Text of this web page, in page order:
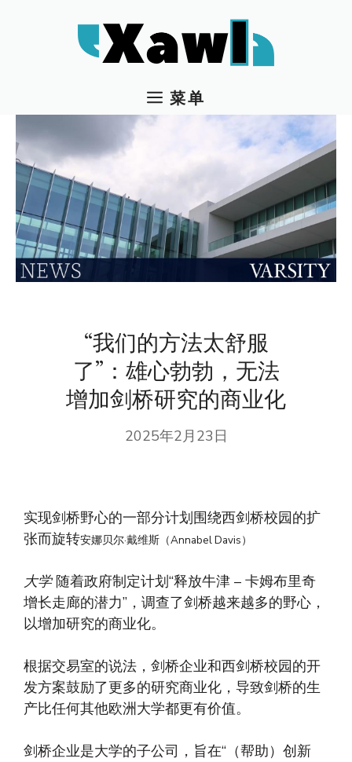
菜单
“我们的方法太舒服
了”：雄心勃勃，无法
增加剑桥研究的商业化
2025年2月23日
实现剑桥野心的一部分计划围绕西剑桥校园的扩
张而旋转安娜贝尔·戴维斯（Annabel Davis）
大学随着政府制定计划“释放牛津 – 卡姆布里奇
增长走廊的潜力”，调查了​​剑桥越来越多的野心，
以增加研究的商业化。
根据交易室的说法，剑桥企业和西剑桥校园的开
发方案鼓励了更多的研究商业化，导致剑桥的生
产比任何其他欧洲大学都更有价值。
剑桥企业是大学的子公司，旨在“（帮助）创新